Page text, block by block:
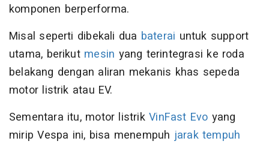
komponen berperforma.
Misal seperti dibekali dua baterai untuk support
utama, berikut mesin yang terintegrasi ke roda
belakang dengan aliran mekanis khas sepeda
motor listrik atau EV.
Sementara itu, motor listrikVinFast Evo yang
mirip Vespa ini, bisa menempuh jarak tempuh